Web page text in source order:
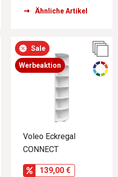
Ähnliche Artikel
Sale
Werbeaktion
Voleo Eckregal
CONNECT
139,00 €